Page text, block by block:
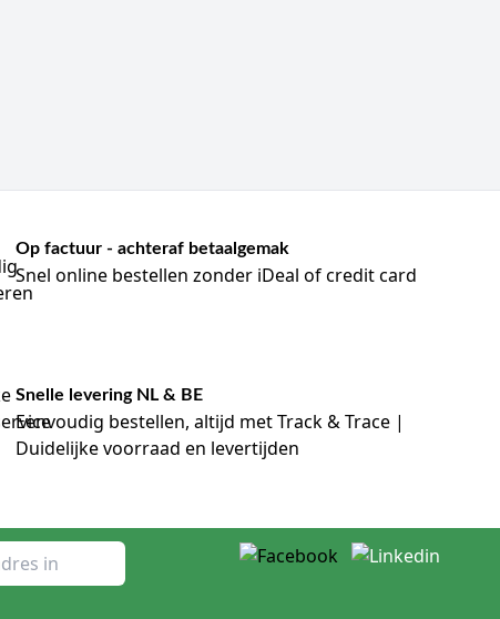
Op factuur - achteraf betaalgemak
Snel online bestellen zonder iDeal of credit card
Snelle levering NL & BE
Eenvoudig bestellen, altijd met Track & Trace |
Duidelijke voorraad en levertijden